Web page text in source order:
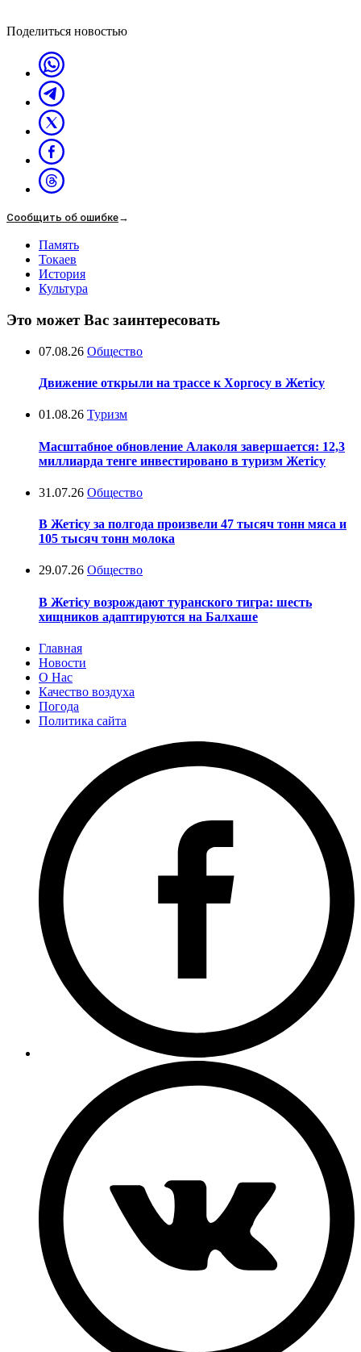
Поделиться новостью
Сообщить об ошибке→
Память
Токаев
История
Культура
Это может Вас заинтересовать
07.08.26 Общество
Движение открыли на трассе к Хоргосу в Жетісу
01.08.26 Туризм
Масштабное обновление Алаколя завершается: 12,3
миллиарда тенге инвестировано в туризм Жетісу
31.07.26 Общество
В Жетісу за полгода произвели 47 тысяч тонн мяса и
105 тысяч тонн молока
29.07.26 Общество
В Жетісу возрождают туранского тигра: шесть
хищников адаптируются на Балхаше
Главная
Новости
О Нас
Качество воздуха
Погода
Политика сайта